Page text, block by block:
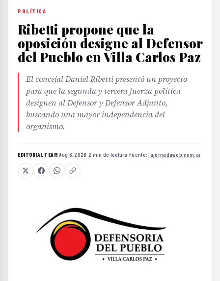
POLÍTICA
Ribetti propone que la
oposición designe al Defensor
del Pueblo en Villa Carlos Paz
El concejal Daniel Ribetti presentó un proyecto
para que la segunda y tercera fuerza política
designen al Defensor y Defensor Adjunto,
buscando una mayor independencia del
organismo.
EDITORIAL TEAM·Aug 6, 2026 ·2 min de lectura ·Fuente:lajornadaweb.com.ar